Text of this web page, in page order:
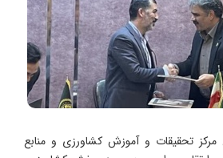
تحقیقات و آموزش کشاورزی و منابع